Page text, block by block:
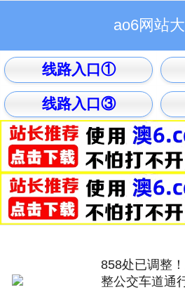
ao6网站
线路入口①
线路入口③
科技
858处已调整
整公交车道通